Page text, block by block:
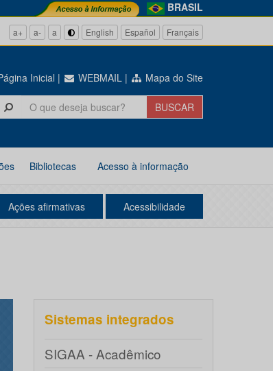
BRASIL
a+ a- a English Español Français
Inicial | WEBMAIL | Mapa do Site
Bibliotecas Acesso à informação
Ações afirmativas Acessibilidade
Sistemas integrados
SIGAA - Acadêmico